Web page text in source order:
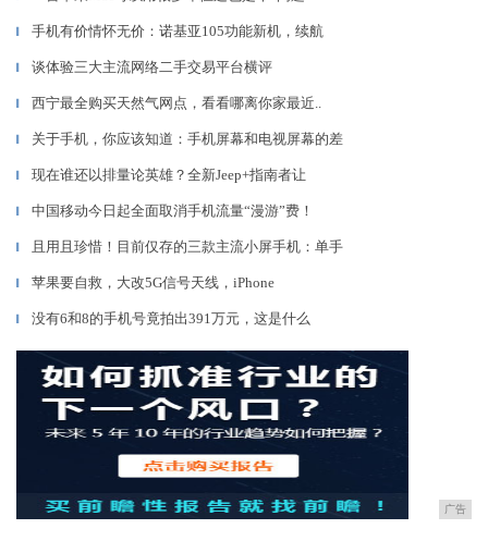
▎ 手机有价情怀无价：诺基亚105功能新机，续航
▎ 谈体验三大主流网络二手交易平台横评
▎ 西宁最全购买天然气网点，看看哪离你家最近..
▎ 关于手机，你应该知道：手机屏幕和电视屏幕的差
▎ 现在谁还以排量论英雄？全新Jeep+指南者让
▎ 中国移动今日起全面取消手机流量“漫游”费！
▎ 且用且珍惜！目前仅存的三款主流小屏手机：单手
▎ 苹果要自救，大改5G信号天线，iPhone
▎ 没有6和8的手机号竟拍出391万元，这是什么
广告